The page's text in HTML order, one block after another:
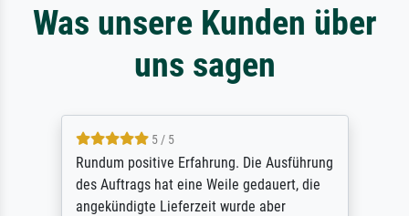
Was unsere Kunden über
uns sagen
5 / 5
Rundum positive Erfahrung. Die Ausführung
des Auftrags hat eine Weile gedauert, die
angekündigte Lieferzeit wurde aber